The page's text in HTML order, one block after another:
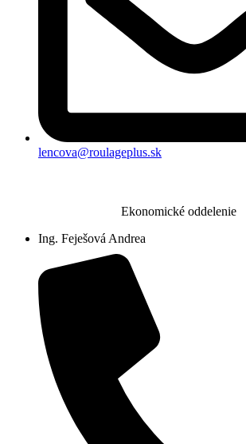
lencova@roulageplus.sk
Ekonomické oddelenie
Ing. Feješová Andrea